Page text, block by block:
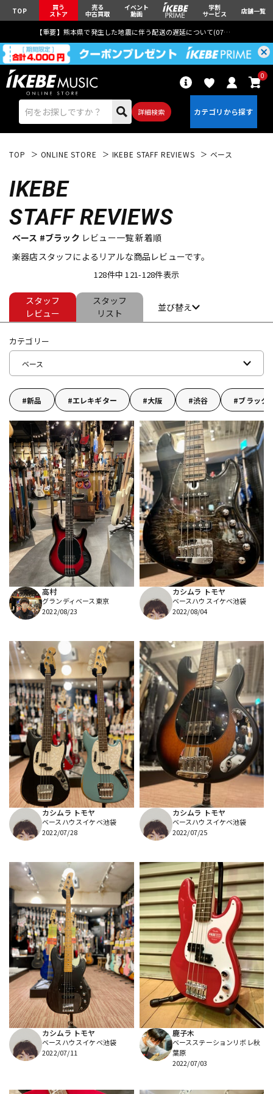
TOP 買う
ストア
売る
中古買取
イベント
動画
学割
サービス 店舗一覧
【重要】熊本県で発生した地震に伴う配送の遅延について(07月29日
詳細検索
0
エレキギター
ベース ウクレレ
ドラム パーカッション
管楽器 その他楽器
アンプ エフェクター
DJ機器 DTM
DTM オンライン納品 レコーディング機器
配信/ライブ機器 楽器アクセサリ
中古 ヴィンテージ
TOP ONLINE STORE IKEBE STAFF REVIEWS ベース
IKEBE
STAFF REVIEWS
ベース #ブラック レビュー一覧 新着順
楽器店スタッフによるリアルな商品レビューです。
128件中 121-128件表示
スタッフ
レビュー
スタッフ
リスト
並び替え
カテゴリー
ベース
新品 エレキギター 大阪 渋谷 ブラック
高村
グランディベース東京
2022/08/23
カシムラ トモヤ
ベースハウスイケベ池袋
2022/08/04
カシムラ トモヤ
ベースハウスイケベ池袋
2022/07/28
カシムラ トモヤ
ベースハウスイケベ池袋
2022/07/25
カシムラ トモヤ
ベースハウスイケベ池袋
2022/07/11
鹿子木
ベースステーションリボレ秋
葉原
2022/07/03